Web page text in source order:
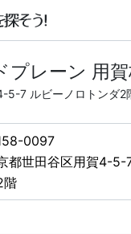
プレーン 用
5-7 ルビーノロトンダ2
0097
都世田谷区用賀4-5-
階